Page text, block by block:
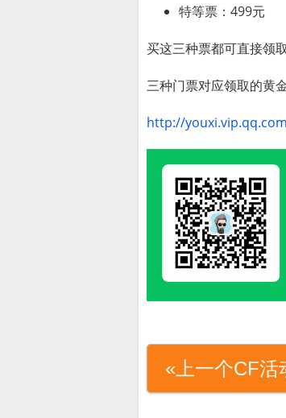
特等票：499元
买这三种票都可直接领
三种门票对应领取的黄
http://
«上一个CF活